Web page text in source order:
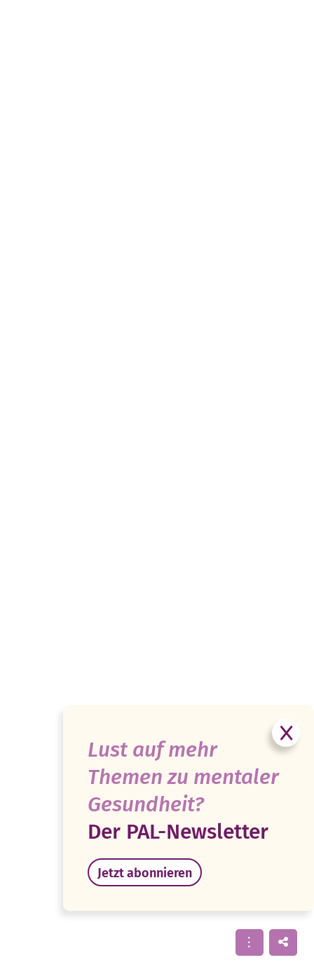
Lust auf mehr
Themen zu mentaler
Gesundheit?
Der PAL-Newsletter
Jetzt abonnieren